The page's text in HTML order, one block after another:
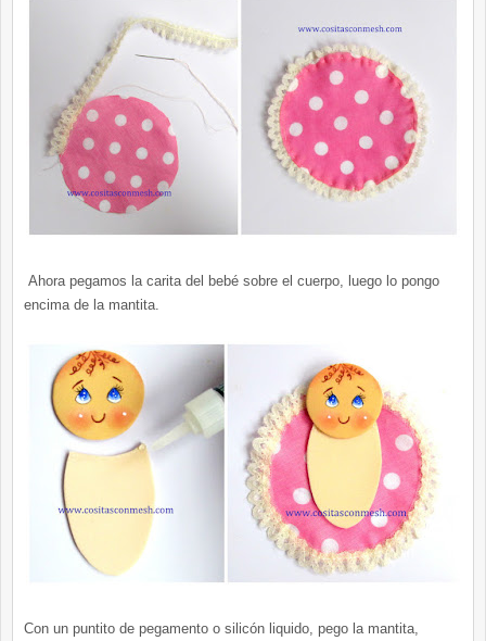
Ahora pegamos la carita del bebé sobre el cuerpo, luego lo pongo
encima de la mantita.
Con un puntito de pegamento o silicón liquido, pego la mantita,